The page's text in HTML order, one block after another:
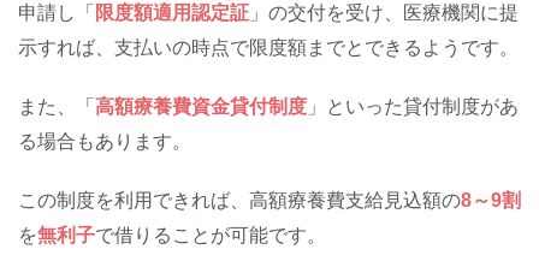
申請し「 限度額適用認定証 」の交付を受け、医療機関に提
示すれば、支払いの時点で限度額までとできるようです。
また、「 高額療養費資金貸付制度 」といった貸付制度があ
る場合もあります。
この制度を利用できれば、高額療養費支給見込額の8～9割
を無利子で借りることが可能です。